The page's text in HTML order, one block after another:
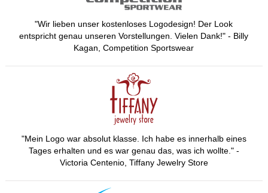
"Wir lieben unser kostenloses Logodesign! Der Look
entspricht genau unseren Vorstellungen. Vielen Dank!" - Billy
Kagan, Competition Sportswear
"Mein Logo war absolut klasse. Ich habe es innerhalb eines
Tages erhalten und es war genau das, was ich wollte." -
Victoria Centenio, Tiffany Jewelry Store